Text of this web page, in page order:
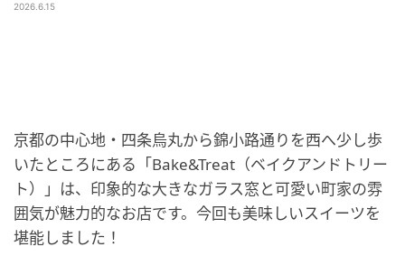
2026.6.15
京都の中心地・四条烏丸から錦小路通りを西へ少し歩
いたところにある「Bake&Treat（ベイクアンドトリー
ト）」は、印象的な大きなガラス窓と可愛い町家の雰
囲気が魅力的なお店です。今回も美味しいスイーツを
堪能しました！